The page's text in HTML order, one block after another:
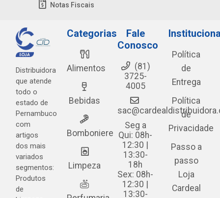
Notas Fiscais
Distribuidora
que atende
todo o
estado de
Pernambuco
com
artigos
dos mais
variados
segmentos:
Produtos
de
Categorias
Alimentos
Bebidas
Bomboniere
Limpeza
Fale
Conosco
(81)
3725-
4005
Seg a
Qui: 08h-
12:30 |
13:30-
18h
Sex: 08h-
12:30 |
13:30-
Política
de
Entrega
Política
de
Privacidade
Passo a
passo
Loja
Cardeal